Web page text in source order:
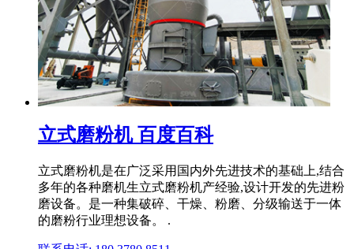
立式磨粉机 百度百科
立式磨粉机是在广泛采用国内外先进技术的基础上,结合
多年的各种磨机生立式磨粉机产经验,设计开发的先进粉
磨设备。是一种集破碎、干燥、粉磨、分级输送于一体
的磨粉行业理想设备。 .